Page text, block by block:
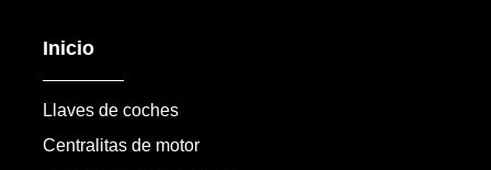
Inicio
Llaves de coches
Centralitas de motor